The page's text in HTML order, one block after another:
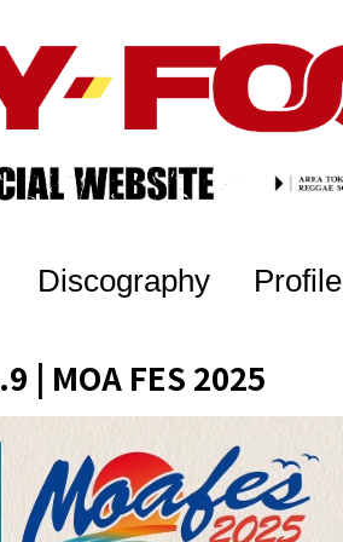
Discography Profile
| MOA FES 2025